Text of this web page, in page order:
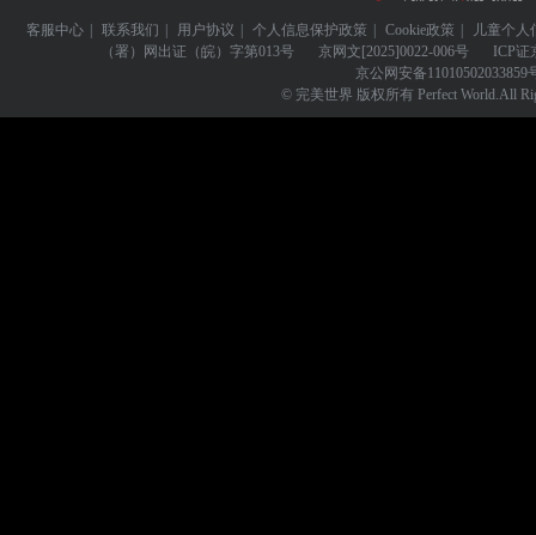
客服中心 联系我们 用户协议 个人信息保护政策 Cookie政策
儿童个人
（署）网出证（皖）字第013号
京网文 [2025]0022-006号 ICP证
京公网安备11010502033859
© 完美世界 版权所有 Perfect World.All